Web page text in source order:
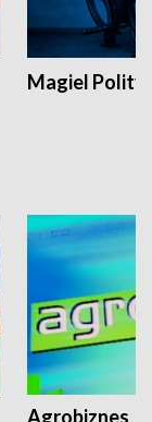
Magiel
Agrobiznes